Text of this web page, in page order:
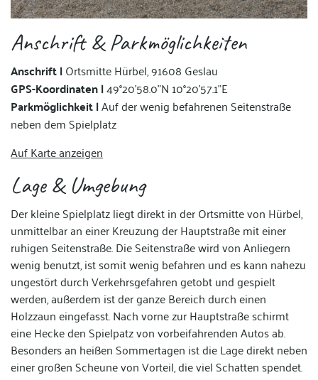
Anschrift & Parkmöglichkeiten
Anschrift |Ortsmitte Hürbel, 91608 Geslau
GPS-Koordinaten |49°20'58.0"N 10°20'57.1"E
Parkmöglichkeit |Auf der wenig befahrenen Seitenstraße
neben dem Spielplatz
Auf Karte anzeigen
Lage & Umgebung
Der kleine Spielplatz liegt direkt in der Ortsmitte von Hürbel,
unmittelbar an einer Kreuzung der Hauptstraße mit einer
ruhigen Seitenstraße. Die Seitenstraße wird von Anliegern
wenig benutzt, ist somit wenig befahren und es kann nahezu
ungestört durch Verkehrsgefahren getobt und gespielt
werden, außerdem ist der ganze Bereich durch einen
Holzzaun eingefasst. Nach vorne zur Hauptstraße schirmt
eine Hecke den Spielpatz von vorbeifahrenden Autos ab.
Besonders an heißen Sommertagen ist die Lage direkt neben
einer großen Scheune von Vorteil, die viel Schatten spendet.